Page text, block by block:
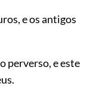
e os antigos
perverso, e este